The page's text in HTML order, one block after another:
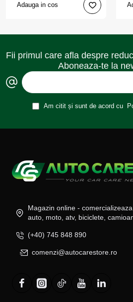
Adauga in cos
Fii primul care afla despre
Aboneaza-te la
Am citit și sunt de acord cu
Magazin online -
auto, moto, atv, biciclete,
(+40) 745 848 890
comenzi@autocarestore.ro